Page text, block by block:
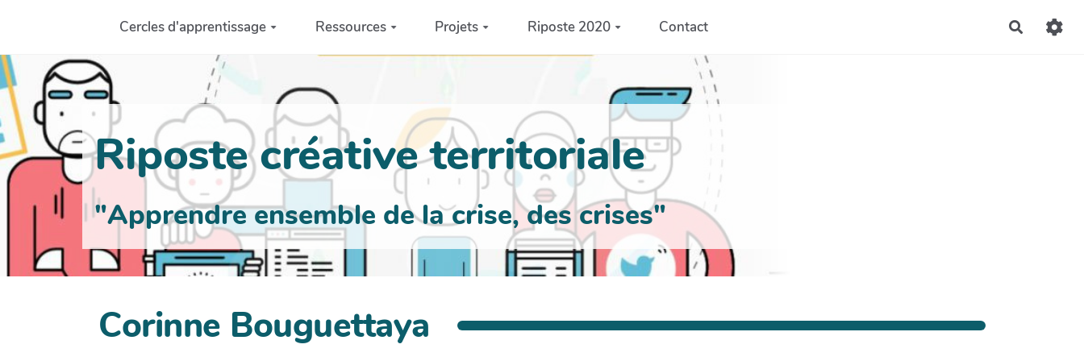
Aller au contenu principalCercles d'apprentissage Ressources Projets Riposte 2020 Contact
Riposte créative territoriale
"Apprendre ensemble de la crise, des crises"
Corinne Bouguettaya